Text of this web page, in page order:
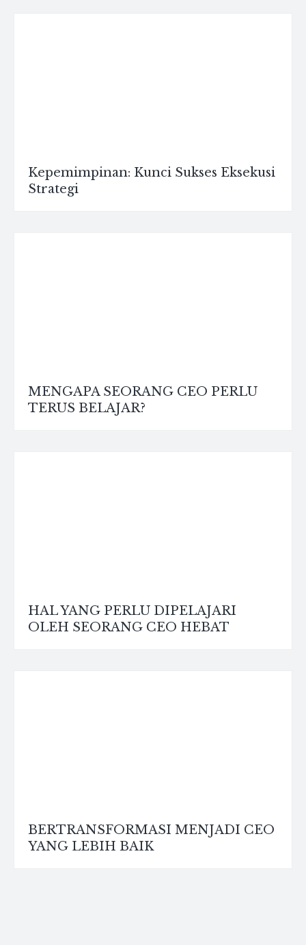
Kepemimpinan: Kunci Sukses Eksekusi
Strategi
MENGAPA SEORANG CEO PERLU
TERUS BELAJAR?
HAL YANG PERLU DIPELAJARI
OLEH SEORANG CEO HEBAT
BERTRANSFORMASI MENJADI CEO
YANG LEBIH BAIK